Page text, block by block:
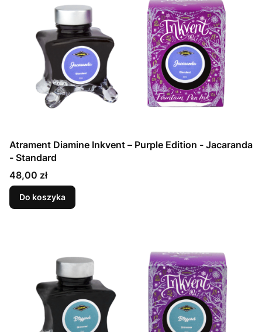
Atrament Diamine Inkvent – Purple Edition - Jacaranda
- Standard
Cena
48,00 zł
Do koszyka